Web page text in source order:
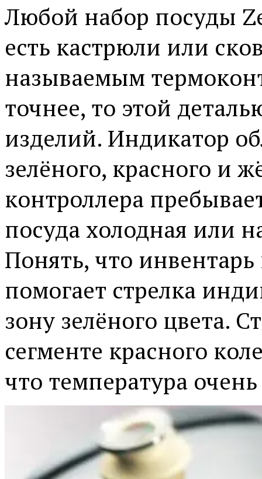
Любой набор посуды
есть кастрюли или
называемым
точнее, то этой
изделий. Индикатор
зелёного, красного и
контроллера
посуда холодная или
Понять, что
помогает стрелка
зону зелёного цвета.
сегменте красного
что температура